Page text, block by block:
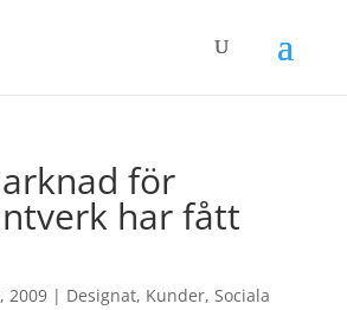
för
har fått
2009| Designat, Kunder, Sociala